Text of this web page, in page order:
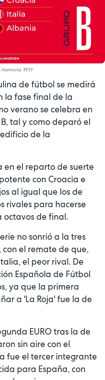
RFEF
de fútbol se medirá
la fase final de la
verano se celebra en
tal y como deparó el
de la
en el reparto de suerte
con Croacia e
al igual que los de
rivales para hacerse
octavos de final.
no sonrió a la tres
el remate de que,
el peor rival. De
Española de Fútbol
ya que la primera
a 'La Roja' fue la de
EURO tras la de
sin aire con el
fue el tercer integrante
para España, con